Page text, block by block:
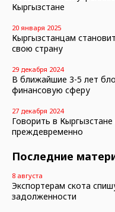
Кыргызстане
20 января 2025
Кыргызстанцам
свою страну
29 декабря 2024
В ближайшие 3-5 лет
финансовую сферу
27 декабря 2024
Говорить в
преждевременно
Последние
8 августа
Экспортерам скота
задолженности